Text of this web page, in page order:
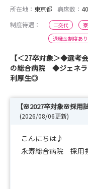
所在地： 東京都 病床数：
制度待遇：
二交代
退職金制度あり
【＜27卒対象＞◆選
の総合病院 ◆ジェネ
利厚生◎
【🌸2027卒対象🌸採
(2026/08/06更新)
こんにちは♪
永寿総合病院 採用